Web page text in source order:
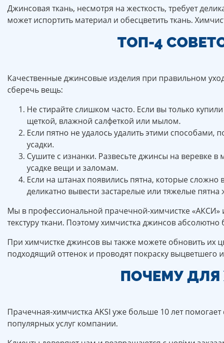
Джинсовая ткань, несмотря на жесткость, требует
может испортить материал и обесцветить ткань.
ТОП-4
Качественные джинсовые изделия при правильном
сберечь вещь:
Не стирайте слишком часто. Если вы только
щеткой, влажной салфеткой или мылом.
Если пятно не удалось удалить этими способами,
усадки.
Сушите с изнанки. Развесьте джинсы на веревке
усадке вещи и заломам.
Если на штанах появились пятна, которые
деликатно вывести застарелые или тяжелые пятна
Мы в профессиональной прачечной-химчистке «АКСИ»
текстуру ткани. Поэтому химчистка джинсов абсолютно
При химчистке джинсов вы также можете обновить их
подходящий оттенок и проводят покраску выцветшего
ПОЧЕМУ
Прачечная-химчистка AKSI уже больше 10 лет
популярных услуг компании.